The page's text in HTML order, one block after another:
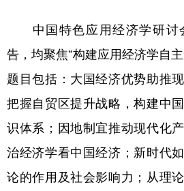
中国特色应用经济学研讨
告，均聚焦“构建应用经济学自
题目包括：大国经济优势助推
把握自贸区提升战略，构建中
识体系；因地制宜推动现代化
治经济学看中国经济；新时代
论的作用及社会影响力；从理